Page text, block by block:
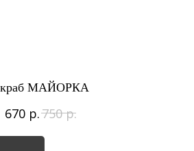
МАЙОРКА
670 р.750 р.